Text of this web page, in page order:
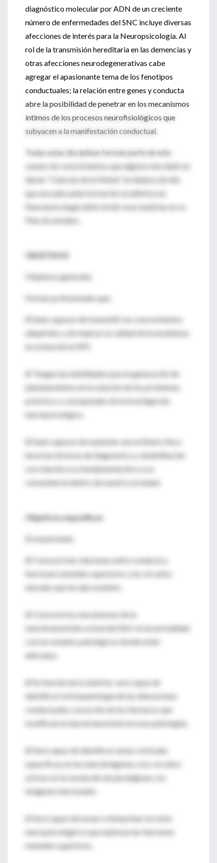
diagnóstico molecular por ADN de un creciente
número de enfermedades del SNC incluye diversas
afecciones de interés para la Neuropsicología. Al
rol de la transmisión hereditaria en las demencias y
otras afecciones neurodegenerativas cabe
agregar el apasionante tema de los fenotipos
conductuales; la relación entre genes y conducta
abre la posibilidad de penetrar en los mecanismos
íntimos de los procesos neurofisiológicos que
subyacen a la manifestación conductual.
Todas estas disciplinas forman parte de este
cuerpo de conocimientos que algunos han dado en
llamar “Ciencias de la Mente”. Se deduce de ello
que una adecuada formación académica en
Neuropsicología debe incluir esas materias en su
Plan de estudios.
OBJETIVOS
Objetivos generales
Formar profesionales que:
Ø Sean capaces de transmitir los conocimientos
adquiridos y de mejorar la calidad de la enseñanza
en el área de la NPS.
Ø Tengan las habilidades para la generación de
planteamientos en la solución de los problemas
prácticos y conceptuales de la investigación
neuropsicológica.
Ø Sean capaces de mantener una actitud crítica
hacia las técnicas de diagnóstico y rehabilitación
con relación a su fundamentación y a su
conveniencia dentro de nuestra sociedad.
Objetivos específicos
El maestrando:
Ø Conocerá las relaciones entre conducta y
funciones mentales superiores y los circuitos
neurales que les dan sustento.
Ø Conocerá los mecanismos de la
neurotransmisión a nivel del SNC en la normalidad
y en los estados patológicos donde están
alterados.
Ø En función de lo anterior, será capaz de
identificar la fisiopatología de las alteraciones
conductuales y la acción de los fármacos que
modifican la neurotransmisión en esas patologías.
Ø Será capaz de identificar áreas corticales
específicas en las neuroimágenes y los circuitos
activos en la resolución de paradigmas con
imágenes funcionales.
Ø Será capaz de tomar e interpretar los tests
neuropsicológicos que exploran las funciones
mentales superiores.